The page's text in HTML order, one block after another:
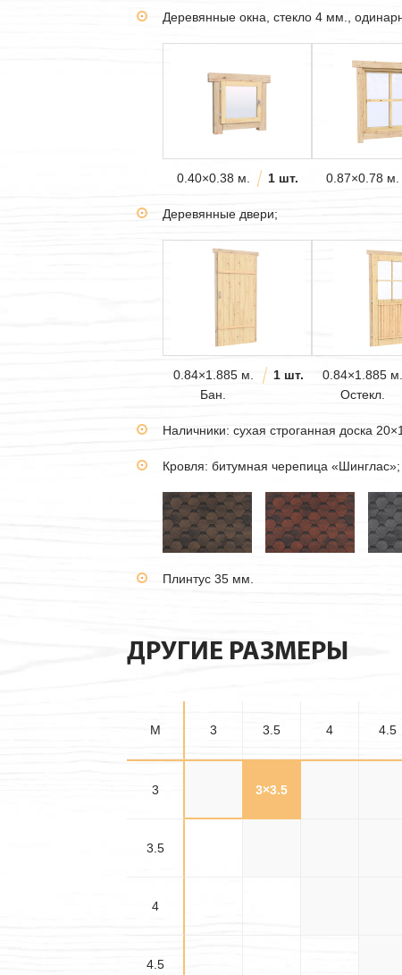
Деревянные окна, стекло 4 мм.,
0.40×0.38 м. 1 шт. 0.87×0.78 м.
Деревянные двери;
0.84×1.885 м.
Бан.
1 шт.
0.84×1.885 м.
Остекл.
Наличники: сухая строганная доска
Кровля: битумная черепица «Шинглас»;
Плинтус 35 мм.
ДРУГИЕ РАЗМЕРЫ
M 3 3.5 4 4.5
3
3.5
4
4.5
3×3.5